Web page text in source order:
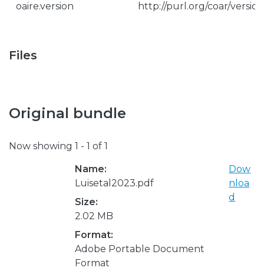
oaire.version http://purl.org/coar/
Files
Original bundle
Now showing 1 - 1 of 1
Name:
Luisetal2023.pdf
Size:
2.02 MB
Format:
Adobe Portable Document
Format
Dow
nloa
d